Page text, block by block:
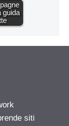
guida
siti